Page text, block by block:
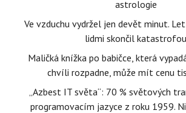
astrologie
Ve vzduchu vydržel jen devět minut.
lidmi skončil katastrofou
Maličká knížka po babičce, která
chvíli rozpadne, může mít cenu
„Azbest IT světa“: 70 % světových
programovacím jazyce z roku 1959.